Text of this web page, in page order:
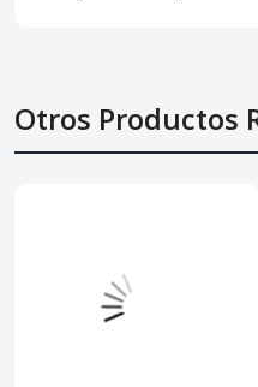
Otros Productos